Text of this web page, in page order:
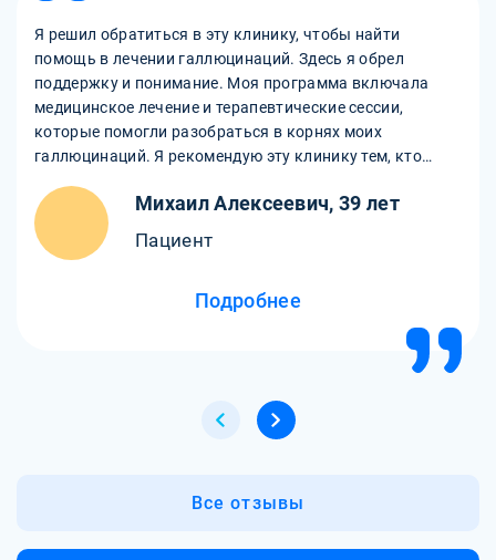
Я решил обратиться в эту клинику, чтобы найти
помощь в лечении галлюцинаций. Здесь я обрел
поддержку и понимание. Моя программа включала
медицинское лечение и терапевтические сессии,
которые помогли разобраться в корнях моих
галлюцинаций. Я рекомендую эту клинику тем, кто
психологическими трудностями.
Михаил Алексеевич, 39 лет
Пациент
Подробнее
Все отзывы